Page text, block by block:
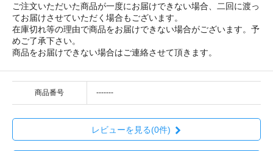
ご注文いただいた商品が一度にお届けできない場合、二回に渡っ
てお届けさせていただく場合もございます。
在庫切れ等の理由で商品をお届けできない場合がございます。予
めご了承下さい。
商品をお届けできない場合はご連絡させて頂きます。
商品番号 -------
レビューを見る(0件)